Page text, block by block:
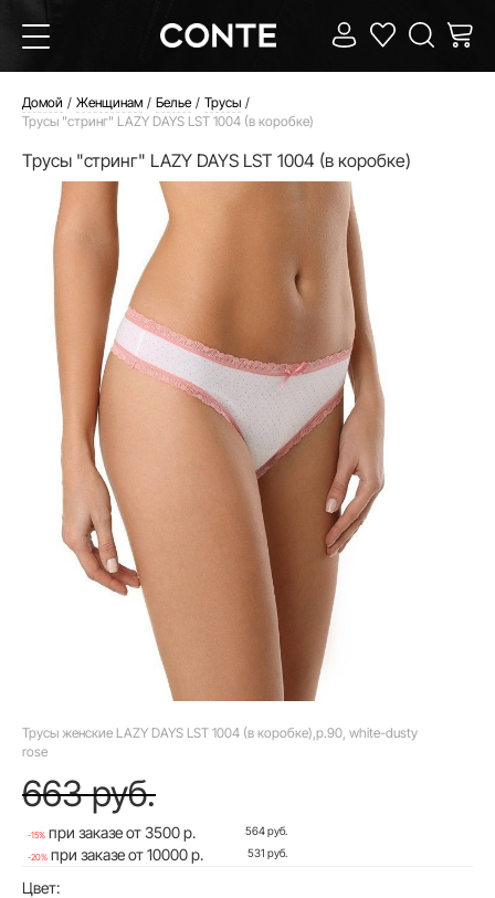
Домой Женщинам Белье
Трусы
Трусы "стринг" LAZY DAYS LST 1004 (в коробке)
Трусы "стринг" LAZY DAYS LST 1004 (в коробке)
Трусы женские LAZY DAYS LST 1004 (в коробке),р.90, white-dusty
rose
663 руб.
-15% при заказе от 3500 р. 564 руб.
-20% при заказе от 10000 р. 531 руб.
Цвет: